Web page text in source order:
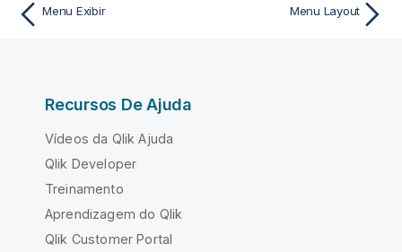
Menu Exibir Menu Layout
Recursos De Ajuda
Vídeos da Qlik Ajuda
Qlik Developer
Treinamento
Aprendizagem do Qlik
Qlik Customer Portal